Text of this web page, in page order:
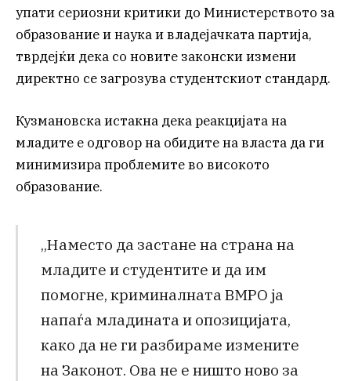
упати сериозни критики до Министерството за
образование и наука и владејачката партија,
тврдејќи дека со новите законски измени
директно се загрозува студентскиот стандард.
Кузмановска истакна дека реакцијата на
младите е одговор на обидите на власта да ги
минимизира проблемите во високото
образование.
„Наместо да застане на страна на
младите и студентите и да им
помогне, криминалната ВМРО ја
напаѓа младината и опозицијата,
како да не ги разбираме измените
на Законот. Ова не е ништо ново за